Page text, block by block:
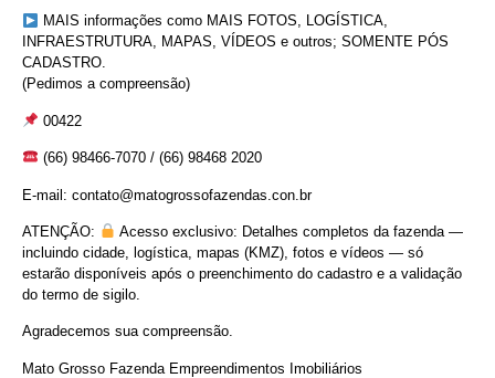
MAIS informações como MAIS FOTOS, LOGÍSTICA,
INFRAESTRUTURA, MAPAS, VÍDEOS e outros; SOMENTE PÓS
CADASTRO.
(Pedimos a compreensão)
00422
(66) 98466-7070 / (66) 98468 2020
E-mail: contato@matogrossofazendas.con.br
ATENÇÃO:
Acesso exclusivo: Detalhes completos da fazenda —
incluindo cidade, logística, mapas (KMZ), fotos e vídeos — só
estarão disponíveis após o preenchimento do cadastro e a validação
do termo de sigilo.
Agradecemos sua compreensão.
Mato Grosso Fazenda Empreendimentos Imobiliários